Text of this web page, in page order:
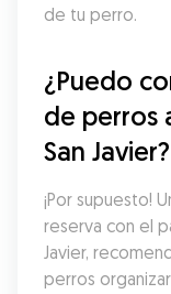
de tu perro.
¿Puedo
de perros
San Javier?
¡Por supuesto!
reserva con el
Javier,
perros